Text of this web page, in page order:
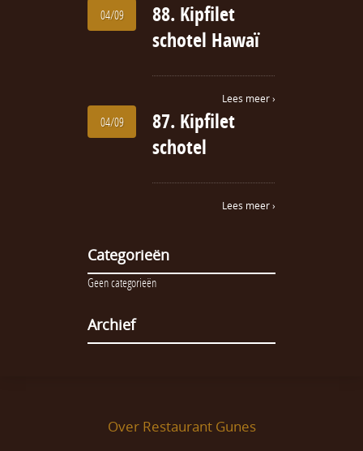
04/09
88. Kipfilet
schotel Hawaï
Lees meer ›
04/09
87. Kipfilet
schotel
Lees meer ›
Categorieën
Geen categorieën
Archief
Over Restaurant Gunes